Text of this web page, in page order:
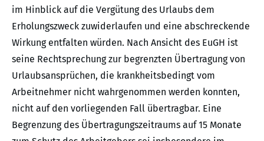
im Hinblick auf die Vergütung des Urlaubs dem
Erholungszweck zuwiderlaufen und eine abschreckende
Wirkung entfalten würden. Nach Ansicht des EuGH ist
seine Rechtsprechung zur begrenzten Übertragung von
Urlaubsansprüchen, die krankheitsbedingt vom
Arbeitnehmer nicht wahrgenommen werden konnten,
nicht auf den vorliegenden Fall übertragbar. Eine
Begrenzung des Übertragungszeitraums auf 15 Monate